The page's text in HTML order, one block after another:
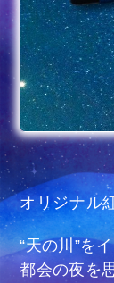
オリジナル
“天の川”を
都会の夜を